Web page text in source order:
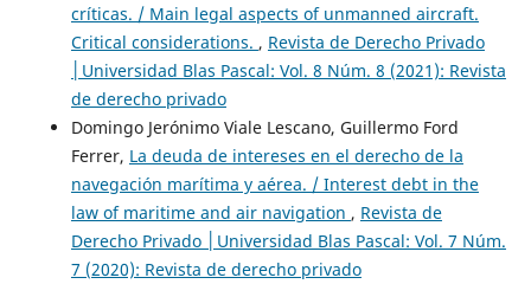
críticas. / Main legal aspects of unmanned aircraft.
Critical considerations. , Revista de Derecho Privado
│Universidad Blas Pascal: Vol. 8 Núm. 8 (2021): Revista
de derecho privado
Domingo Jerónimo Viale Lescano, Guillermo Ford
Ferrer, La deuda de intereses en el derecho de la
navegación marítima y aérea. / Interest debt in the
law of maritime and air navigation , Revista de
Derecho Privado │Universidad Blas Pascal: Vol. 7 Núm.
7 (2020): Revista de derecho privado